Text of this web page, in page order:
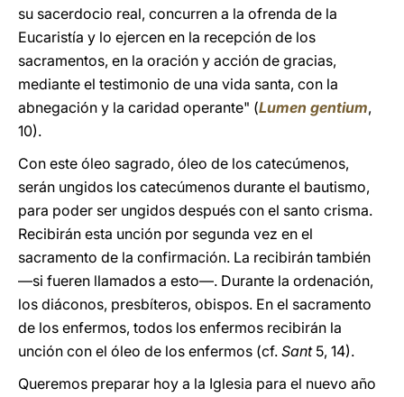
su sacerdocio real, concurren a la ofrenda de la
Eucaristía y lo ejercen en la recepción de los
sacramentos, en la oración y acción de gracias,
mediante el testimonio de una vida santa, con la
abnegación y la caridad operante" (Lumen gentium,
10).
Con este óleo sagrado, óleo de los catecúmenos,
serán ungidos los catecúmenos durante el bautismo,
para poder ser ungidos después con el santo crisma.
Recibirán esta unción por segunda vez en el
sacramento de la confirmación. La recibirán también
—si fueren llamados a esto—. Durante la ordenación,
los diáconos, presbíteros, obispos. En el sacramento
de los enfermos, todos los enfermos recibirán la
unción con el óleo de los enfermos (cf. Sant5, 14).
Queremos preparar hoy a la Iglesia para el nuevo año